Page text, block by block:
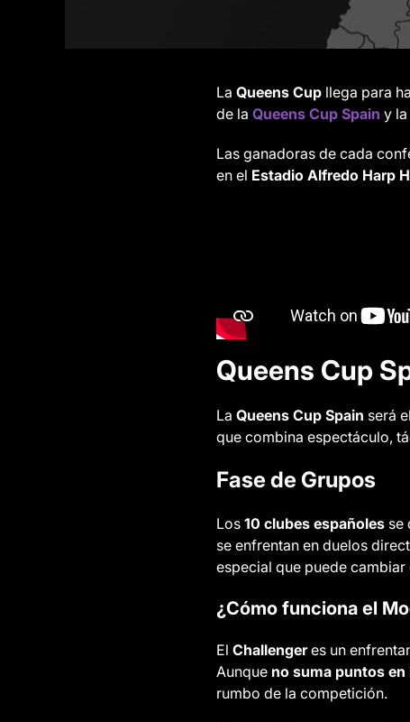
La Queens Cup llega para
de la Queens Cup Spain y la
Las ganadoras de cada
en el Estadio Alfredo Harp
Queens Cup
La Queens Cup Spain será
que combina espectáculo,
Fase de Grupos
Los 10 clubes españoles se
se enfrentan en duelos
especial que puede
¿Cómo funciona el
El Challengeres un
Aunque no suma puntos
rumbo de la competición.